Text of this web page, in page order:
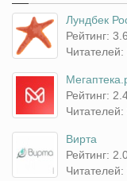
Лундбек
Рейтинг:
Рейтинг:
Вирта
Рейтинг: